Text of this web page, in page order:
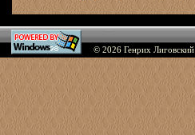
© 2026 Генрих Лиговский